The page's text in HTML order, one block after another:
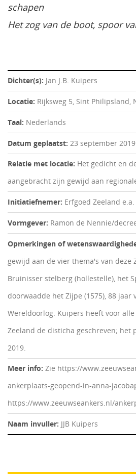
schapen
Het zog van de boot, spoor
Dichter(s): Jan J.B. Kuipers
Locatie: Rijksweg 5, Sint Philipsland,
Taal: Nederlands
Datum geplaatst: 23 september 2019
Relatie met locatie: Het gedicht en
aangebracht zijn gewijd aan
Initiatiefnemer: Erfgoed Zeeland e.a.
Vormgever: Ramon de Nennie/
Opmerkingen of
gewijd aan de vier thema's van deze
Bruinisser stelberg (hollestelle), het
doorwaadde het Zijpe (1575), 88 jaar
Wereldoorlog. Kuipers heeft voor
Zeeland de disticha geschreven; het
2019.
Meer info: Zie https://
ankerplaats-geopend-in-anna-
https://www.zeeuwseankers.nl/
Naam invuller: JJB Kuipers